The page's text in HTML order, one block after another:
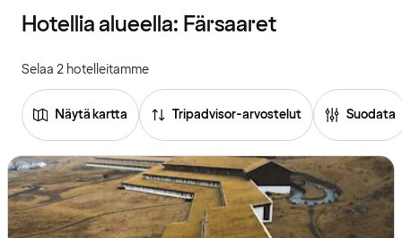
Hotellia alueella: Färsaaret
Selaa 2 hotelleitamme
Näytä kartta Tripadvisor-arvostelut Suodata
Tutustu
hotelleihin